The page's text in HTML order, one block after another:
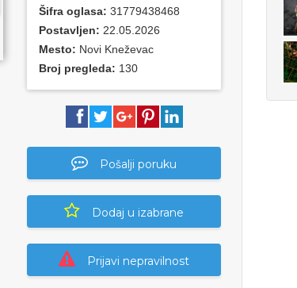
Šifra oglasa:31779438468
Postavljen: 22.05.2026
Mesto: Novi Kneževac
Broj pregleda: 130
Pošalji poruku
Dodaj u izabrane
Prijavi nepravilnost